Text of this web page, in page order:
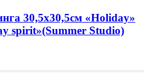
30,5х30,5см «Holiday»
spirit»(Summer Studio)